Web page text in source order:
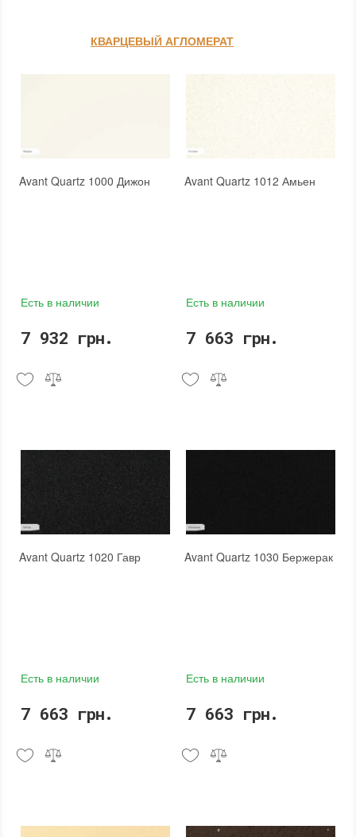
КВАРЦЕВЫЙ АГЛОМЕРАТ
Avant Quartz 1000 Дижон
Есть в наличии
7 932 грн.
Avant Quartz 1012 Амьен
Есть в наличии
7 663 грн.
Avant Quartz 1020 Гавр
Есть в наличии
7 663 грн.
Avant Quartz 1030 Бержерак
Есть в наличии
7 663 грн.